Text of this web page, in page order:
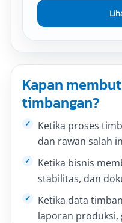
Kapan
timbangan?
Ketika proses
dan rawan salah
Ketika bisnis
stabilitas, dan
Ketika data
laporan produksi,